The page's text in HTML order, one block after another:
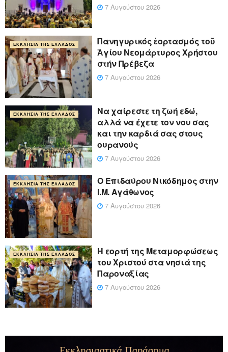
7 Αυγούστου 2026
ΕΚΚΛΗΣΊΑ ΤΗΣ ΕΛΛΆΔΟΣ
Πανηγυρικός ἑορτασμός τοῦ
Ἁγίου Νεομάρτυρος Χρήστου
στήν Πρέβεζα
7 Αυγούστου 2026
ΕΚΚΛΗΣΊΑ ΤΗΣ ΕΛΛΆΔΟΣ
Να χαίρεστε τη ζωή εδώ,
αλλά να έχετε τον νου σας
και την καρδιά σας στους
ουρανούς
7 Αυγούστου 2026
ΕΚΚΛΗΣΊΑ ΤΗΣ ΕΛΛΆΔΟΣ
Ο Επιδαύρου Νικόδημος στην
Ι.Μ. Αγάθωνος
7 Αυγούστου 2026
ΕΚΚΛΗΣΊΑ ΤΗΣ ΕΛΛΆΔΟΣ
Η εορτή της Μεταμορφώσεως
του Χριστού στα νησιά της
Παροναξίας
7 Αυγούστου 2026